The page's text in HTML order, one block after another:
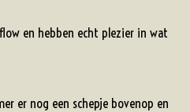
en hebben echt plezier in wat
er nog een schepje bovenop en